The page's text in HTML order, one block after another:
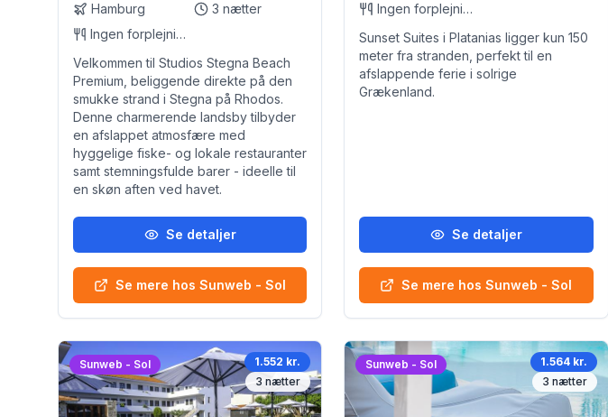
Hamburg 3 nætter
Ingen forplejning
Velkommen til Studios Stegna Beach
Premium, beliggende direkte på den
smukke strand i Stegna på Rhodos.
Denne charmerende landsby tilbyder
en afslappet atmosfære med
hyggelige fiske- og lokale restauranter
samt stemningsfulde barer - ideelle til
en skøn aften ved havet.
Se detaljer
Se mere hos Sunweb - Sol
Ingen forplejning
Sunset Suites i Platanias ligger kun 150
meter fra stranden, perfekt til en
afslappende ferie i solrige
Grækenland.
Se detaljer
Se mere hos Sunweb - Sol
Sunweb - Sol
1.552 kr.
3 nætter
Sunweb - Sol
1.564 kr.
3 nætter